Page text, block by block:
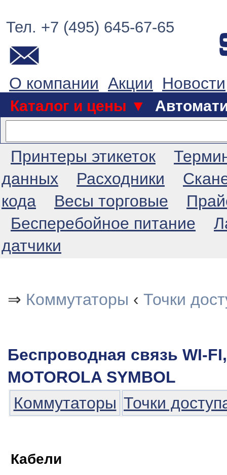
Тел. +7 (495) 645-67-65
О компании Акции Новости
Каталог и цены ▼
Принтеры этикеток
данных
Расходники
кода
Весы торговые
Бесперебойное питание
датчики
⇒ Коммутаторы ‹ Точки
Беспроводная связь WI-
MOTOROLA SYMBOL
Коммутаторы Точки
Кабели